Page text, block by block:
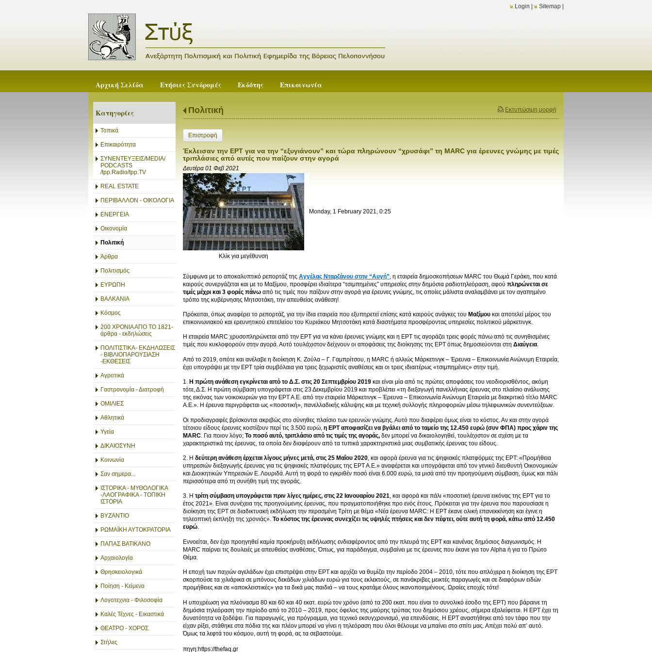
Login Sitemap
Αρχική Σελίδα Ετήσιες Συνδρομές Εκδότης Επικοινωνία
Κατηγορίες
Τοπικά
Επικαιρότητα
ΣΥΝΕΝΤΕΥΞΕΙΣ/MEDIA/
PODCASTS
/tpp.Radio/tpp.TV
REAL ESTATE
ΠΕΡΙΒΑΛΛΟΝ - ΟΙΚΟΛΟΓΙΑ
ΕΝΕΡΓΕΙΑ
Οικονομία
Πολιτική
Άρθρα
Πολιτισμός
ΕΥΡΩΠΗ
ΒΑΛΚΑΝΙΑ
Κόσμος
200 ΧΡΟΝΙΑ ΑΠΟ ΤΟ 1821-
άρθρα - εκδηλώσεις
ΠΟΛΙΤΙΣΤΙΚΑ- ΕΚΔΗΛΩΣΕΙΣ
- ΒΙΒΛΙΟΠΑΡΟΥΣΙΑΣΗ
-ΕΚΘΕΣΕΙΣ
Αγροτικά
Γαστρονομία - Διατροφή
ΟΜΙΛΙΕΣ
Αθλητικά
Υγεία
ΔΙΚΑΙΟΣΥΝΗ
Κοινωνία
Σαν σημερα...
ΙΣΤΟΡΙΚΑ - ΜΥΘΟΛΟΓΙΚΑ
-ΛΑΟΓΡΑΦΙΚΑ - ΤΟΠΙΚΗ
ΙΣΤΟΡΙΑ
ΒΥΖΑΝΤΙΟ
ΡΩΜΑΪΚΗ ΑΥΤΟΚΡΑΤΟΡΙΑ
ΠΑΠΑΣ ΒΑΤΙΚΑΝΟ
Αρχαιολογία
Θρησκειολογικά
Ποίηση - Κείμενα
Λογοτεχνια - Φιλοσοφία
Καλές Τέχνες - Εικαστικά
ΘΕΑΤΡΟ - ΧΟΡΟΣ
Στήλες
Εκτυπώσιμη μορφή
Πολιτική
Επιστροφή
Έκλεισαν την ΕΡΤ για να την “εξυγιάνουν” και τώρα πληρώνουν “χρυσάφι” τη MARC για έρευνες γνώμης με τιμές
τριπλάσιες από αυτές που παίζουν στην αγορά
Δευτέρα 01 Φεβ 2021
Κλίκ για μεγέθυνση
Monday, 1 February 2021, 0:25
Σύμφωνα με το αποκαλυπτικό ρεπορτάζ της Αγγέλας Νταρζάνου στην “Αυγή” , η εταιρεία δημοσκοπήσεων MARC του Θωμά Γεράκη, που κατά
καιρούς συνεργάζεται και με το Μαξίμου, προσφέρει ιδιαίτερα “τσιμπημένες” υπηρεσίες στην δημόσια ραδιοτηλεόραση, αφού πληρώνεται σε
τιμές μέχρι και 3 φορές πάνω από τις τιμές που παίζουν στην αγορά για έρευνες γνώμης, τις οποίες μάλιστα αναλαμβάνει με τον αγαπημένο
τρόπο της κυβέρνησης Μητσοτάκη, την απευθείας ανάθεση!
Πρόκειται, όπως αναφέρει το ρεπορτάζ, για την ίδια εταιρεία που εξυπηρετεί επίσης κατά καιρούς ανάγκες του Μαξίμου και αποτελεί μέρος του
επικοινωνιακού και ερευνητικού επιτελείου του Κυριάκου Μητσοτάκη κατά διαστήματα προσφέροντας υπηρεσίες πολιτικού μάρκετινγκ.
Η εταιρεία MARC χρυσοπληρώνεται από την ΕΡΤ για να κάνει έρευνες γνώμης και η ΕΡΤ τις αγοράζει τρεις φορές πάνω από τις συνηθισμένες
τιμές που κυκλοφορούν στην αγορά. Αυτό τουλάχιστον δείχνουν οι αποφάσεις της διοίκησης της ΕΡΤ όπως δημοσιεύονται στη Διαύγεια.
Από το 2019, οπότε και ανέλαβε η διοίκηση Κ. Ζούλα – Γ. Γαμπρίτσου, η MARC ή αλλιώς Μάρκετινγκ – Έρευνα – Επικοινωνία Ανώνυμη Εταιρεία,
έχει υπογράψει με την ΕΡΤ τρία συμβόλαια για τρεις ξεχωριστές αναθέσεις και οι τρεις ιδιαιτέρως «τσιμπημένες» στην τιμή.
1. Η πρώτη ανάθεση εγκρίνεται από το Δ.Σ. στις 20 Σεπτεμβρίου 2019 και είναι μία από τις πρώτες αποφάσεις του νεοδιορισθέντος, ακόμη
τότε, Δ.Σ. Η πρώτη σύμβαση υπογράφεται στις 23 Δεκεμβρίου 2019 και προβλέπει «τη διεξαγωγή πανελλήνιας έρευνας στο πλαίσιο ανάλυσης
της εικόνας των νοικοκυριών για την ΕΡΤ Α.Ε. από την εταιρεία Μάρκετινγκ – Έρευνα – Επικοινωνία Ανώνυμη Εταιρεία με διακριτικό τίτλο MARC
A.E.». Η έρευνα περιγράφεται ως «ποσοτική», πανελλαδικής κάλυψης και με τεχνική συλλογής πληροφοριών μέσω τηλεφωνικών συνεντεύξεων.
Οι προδιαγραφές βρίσκονται ακριβώς στο σύνηθες πλαίσιο των ερευνών γνώμης. Αυτό που διαφέρει όμως είναι το κόστος. Αν και στην αγορά
τέτοιου είδους έρευνες κοστίζουν περί τις 3.500 ευρώ, η ΕΡΤ αποφασίζει να βγάλει από το ταμείο της 12.450 ευρώ (συν ΦΠΑ) προς χάριν της
MARC . Για ποιον λόγο; Το ποσό αυτό, τριπλάσιο από τις τιμές της αγοράς, δεν μπορεί να δικαιολογηθεί, τουλάχιστον σε σχέση με τα
χαρακτηριστικά της έρευνας, τα οποία δεν διαφέρουν από τα τυπικά χαρακτηριστικά μιας συμβατικής έρευνας του είδους.
2. Η δεύτερη ανάθεση έρχεται λίγους μήνες μετά, στις 25 Μαΐου 2020, και αφορά έρευνα για τις ψηφιακές πλατφόρμες της ΕΡΤ: «Προμήθεια
υπηρεσιών διεξαγωγής έρευνας για τις ψηφιακές πλατφόρμες της ΕΡΤ Α.Ε.» αναφέρεται και υπογράφεται από τον γενικό διευθυντή Οικονομικών
και Διοικητικών Υπηρεσιών Ε. Λουριδά. Αυτή τη φορά το εγκριθέν ποσό είναι 6.000 ευρώ, τα μισά από την προηγούμενη σύμβαση, όμως και πάλι
περισσότερα από τη συνήθη τιμή της αγοράς.
3. Η τρίτη σύμβαση υπογράφεται πριν λίγες ημέρες, στις 22 Ιανουαρίου 2021, και αφορά και πάλι «ποσοτική έρευνα εικόνας της ΕΡΤ για το
έτος 2021». Είναι συνέχεια της προηγούμενης έρευνας, που πραγματοποιήθηκε προ ενός έτους. Πρόκειται για την έρευνα που παρουσίασε η
διοίκηση της ΕΡΤ σε διαδικτυακή εκδήλωση την περασμένη Τρίτη με θέμα «Νέα έρευνα MARC: Η ΕΡΤ έκανε ολική επανεκκίνηση και έγινε η
τηλεοπτική έκπληξη της χρονιάς». Το κόστος της έρευνας συνεχίζει τις υψηλές πτήσεις και δεν πέφτει, ούτε αυτή τη φορά, κάτω από 12.450
ευρώ.
Εννοείται, δεν έχει προηγηθεί καμία προκήρυξη εκδήλωσης ενδιαφέροντος από την πλευρά της ΕΡΤ και κανένας δημόσιος διαγωνισμός. Η
MARC παίρνει τις δουλειές με απευθείας αναθέσεις. Όπως, για παράδειγμα, συμβαίνει με τις έρευνες που έκανε για τον Alpha ή για το Πρώτο
Θέμα.
Η εποχή των παχιών αγελάδων έχει επιστρέψει στην ΕΡΤ και αρχίζει να θυμίζει την περίοδο 2004 – 2010, τότε που απλόχερα η διοίκηση της ΕΡΤ
σκορπούσε τα χιλιάρικα σε μπόνους δεκάδων χιλιάδων ευρώ για τους εκλεκτούς, σε πανάκριβες μεικτές παραγωγές και σε διαφόρων ειδών
προμήθειες και σε «αποκλειστικές» για τα δικά μας παιδιά – να τους κρατάμε όλους ικανοποιημένους. Ωραίες εποχές τότε!
Η υποχρέωση για πλεόνασμα 80 και 60 και 40 εκατ. ευρώ τον χρόνο (από τα 200 εκατ. που είναι το συνολικό έσοδο της ΕΡΤ) που βάραινε τη
δημόσια τηλεόραση την περίοδο από το 2010 – 2019, προς όφελος της μαύρης τρύπας του δημόσιου χρέους, σήμερα εξαλείφεται. Η ΕΡΤ έχει τη
δυνατότητα να ξοδέψει. Για παραγωγές, για πρόγραμμα, για τεχνικό εκσυγχρονισμό, για επενδύσεις. Η ΕΡΤ αναστήθηκε από τον τάφο που την
είχαν ρίξει, στάθηκε στα πόδια της και πλέον μπορεί να γίνει η τηλεόραση που όλοι θέλουμε να μπαίνει στο σπίτι μας. Απέχει πολύ απ’ αυτό.
Όμως τα λεφτά του κόσμου, αυτή τη φορά, ας τα σεβαστούμε.
πηγη:https://thefaq.gr